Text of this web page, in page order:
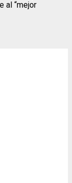
al “mejor